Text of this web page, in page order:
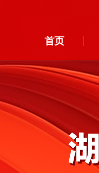
首页